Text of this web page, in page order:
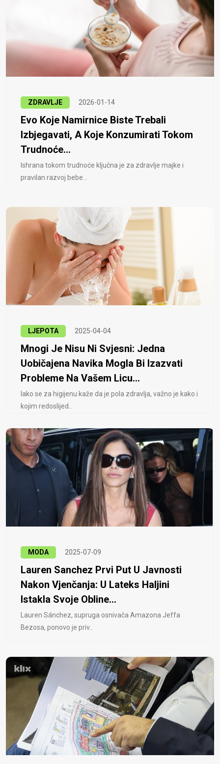
ZDRAVLJE 2026-01-14
Evo Koje Namirnice Biste Trebali
Izbjegavati, A Koje Konzumirati Tokom
Trudnoće...
Ishrana tokom trudnoće ključna je za zdravlje majke i
pravilan razvoj bebe...
LJEPOTA 2025-04-04
Mnogi Je Nisu Ni Svjesni: Jedna
Uobičajena Navika Mogla Bi Izazvati
Probleme Na Vašem Licu...
Iako se za higijenu kaže da je pola zdravlja, važno je kako i
kojim redoslijed..
MODA 2025-07-09
Lauren Sanchez Prvi Put U Javnosti
Nakon Vjenčanja: U Lateks Haljini
Istakla Svoje Obline...
Lauren Sánchez, supruga osnivača Amazona Jeffa
Bezosa, ponovo je priv..